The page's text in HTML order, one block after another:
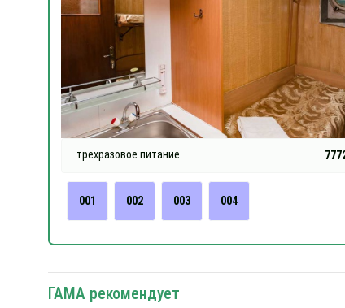
трёхразовое питание
001 002 003 004
ГАМА рекомендует